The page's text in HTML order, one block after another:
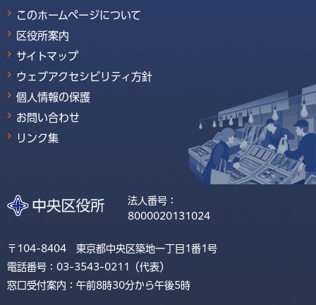
このホームページについて
区役所案内
サイトマップ
ウェブアクセシビリティ方針
個人情報の保護
お問い合わせ
リンク集
法人番号：
8000020131024
〒104-8404 東京都中央区築地一丁目1番1号
電話番号：03-3543-0211（代表）
窓口受付案内：午前8時30分から午後5時